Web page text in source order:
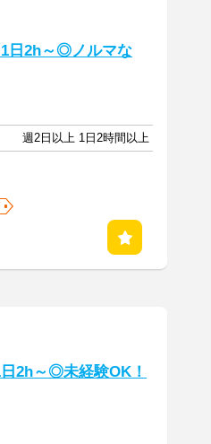
1日2h～◎ノルマな
週2日以上 1日2時間以上
2h～◎未経験OK！